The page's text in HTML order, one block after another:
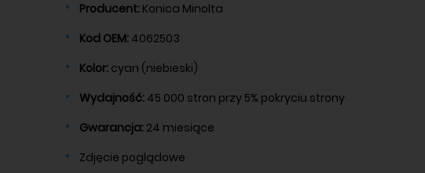
Producent: Konica Minolta
Kod OEM: 4062503
Kolor: cyan (niebieski)
Wydajność: 45 000 stron przy 5% pokryciu strony
Gwarancja: 24 miesiące
Zdjęcie poglądowe